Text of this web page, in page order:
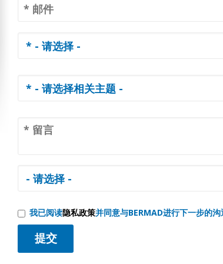
我已阅读隐私政策并同意与BERMAD进行下一步的沟